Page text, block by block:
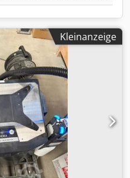
Kleinanzeige